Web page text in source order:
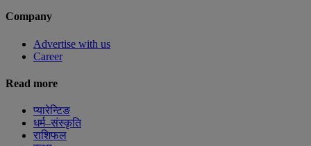
Company
Advertise with us
Career
Read more
प्यारेन्टिङ
धर्म–संस्कृति
राशिफल